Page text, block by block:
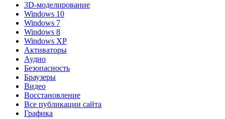
3D-моделирование
Windows 10
Windows 7
Windows 8
Windows XP
Активаторы
Аудио
Безопасность
Браузеры
Видео
Восстановление
Все публикации сайта
Графика